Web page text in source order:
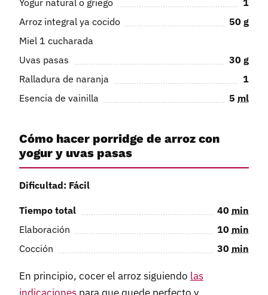
Yogur natural o griego
1
Arroz integral ya cocido
50 g
Miel 1 cucharada
Uvas pasas
30 g
Ralladura de naranja
1
Esencia de vainilla
5 ml
Cómo hacer porridge de arroz con
yogur y uvas pasas
Dificultad: Fácil
Tiempo total 40 min
Elaboración
10 min
Cocción
30 min
En principio, cocer el arroz siguiendo las